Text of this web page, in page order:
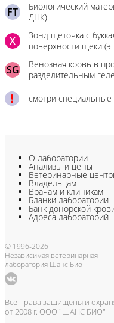
FT
Биологический
ДНК)
X
Зонд щеточка с
поверхности щеки
SG
Венозная кровь в
разделительным
смотри специальные
О лаборатории
Анализы и цены
Ветеринарные
Владельцам
Врачам и клиникам
Бланки лаборатории
Банк донорской
Адреса лабораторий
© 1996-2026
Независимая ветеринарная
лаборатория Шанс Био
Все права защищены и
от 2008 г. ООО "ШАНС БИО"